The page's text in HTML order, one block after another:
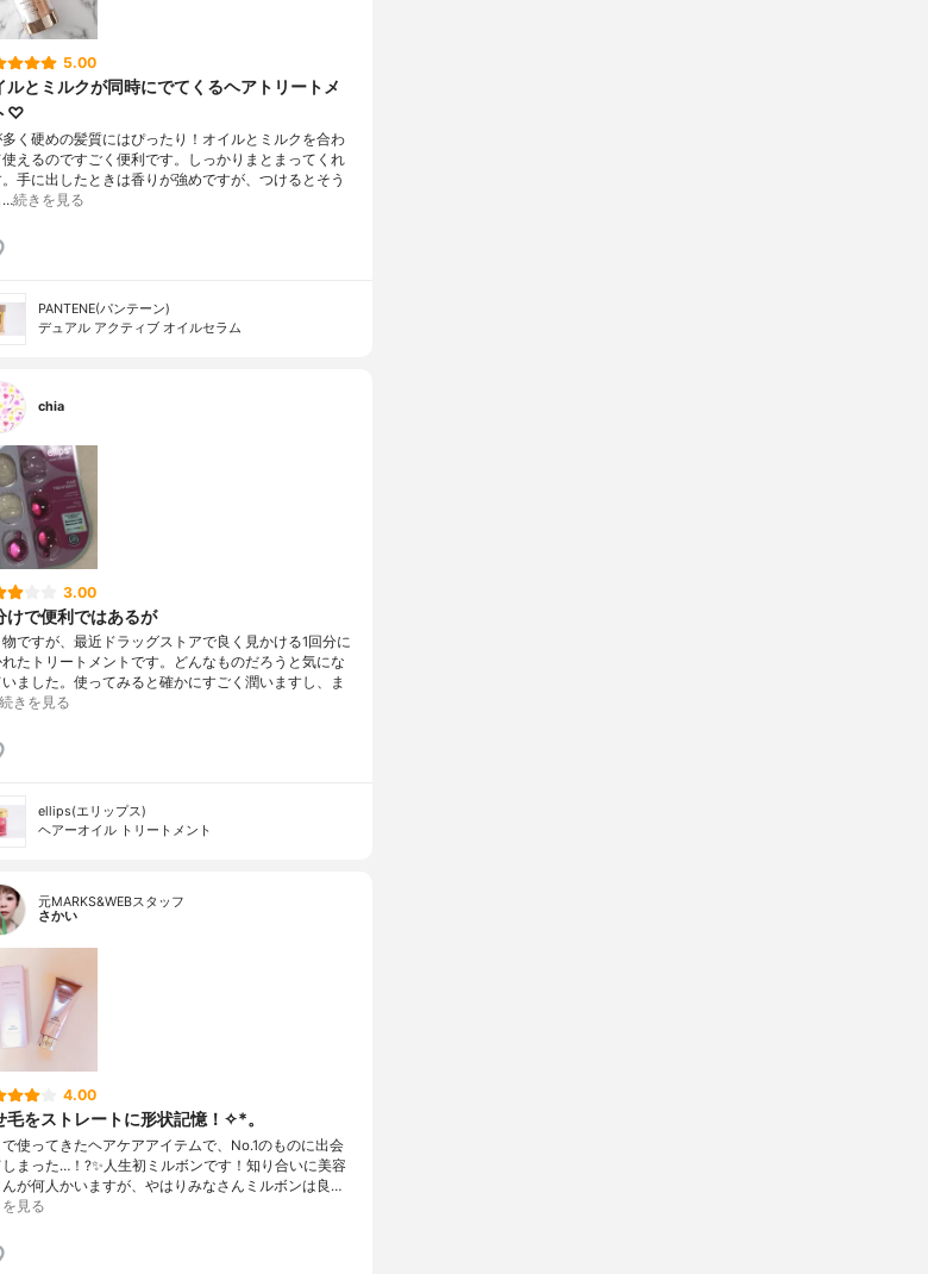
5.00
ルとミルクが同時にでてくるヘアトリートメ
♡
く硬めの髪質にはぴったり！オイルとミルクを合わ
えるのですごく便利です。しっかりまとまってくれ
。手に出したときは香りが強めですが、つけるとそう
…続きを見る
PANTENE(パンテーン)
デュアル アクティブ オイルセラム
chia
3.00
けで便利ではあるが
ですが、最近ドラッグストアで良く見かける1回分に
たトリートメントです。どんなものだろうと気にな
いました。使ってみると確かにすごく潤いますし、ま
続きを見る
ellips(エリップス)
ヘアーオイル トリートメント
元MARKS&WEBスタッフ
さかい
4.00
毛をストレートに形状記憶！✧︎*。
使ってきたヘアケアアイテムで、No.1のものに出会
しまった…！?✨人生初ミルボンです！知り合いに美容
が何人かいますが、やはりみなさんミルボンは良…
見る